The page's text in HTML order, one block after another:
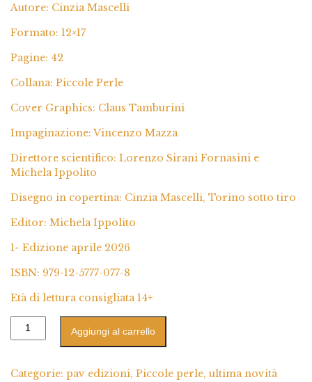
Autore: Cinzia Mascelli
Formato: 12×17
Pagine: 42
Collana: Piccole Perle
Cover Graphics: Claus Tamburini
Impaginazione: Vincenzo Mazza
Direttore scientifico: Lorenzo Sirani Fornasini e
Michela Ippolito
Disegno in copertina: Cinzia Mascelli, Torino sotto tiro
Editor: Michela Ippolito
1^ Edizione aprile 2026
ISBN: 979-12-5777-077-8
Età di lettura consigliata 14+
Aggiungi al carrello
Categorie: pav edizioni, Piccole perle, ultima novità